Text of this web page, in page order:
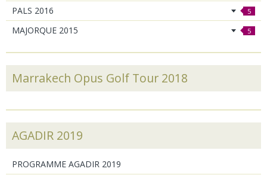
PALS 2016 5
MAJORQUE 2015 5
Marrakech Opus Golf Tour 2018
AGADIR 2019
PROGRAMME AGADIR 2019